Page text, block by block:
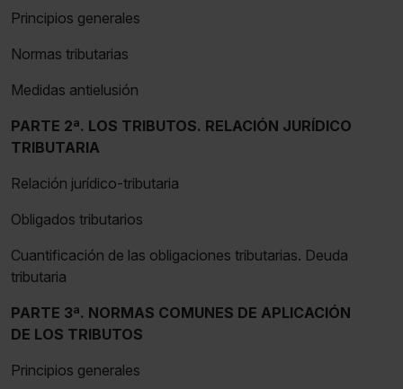
Principios generales
Normas tributarias
Medidas antielusión
PARTE 2ª. LOS TRIBUTOS. RELACIÓN JURÍDICO
TRIBUTARIA
Relación jurídico-tributaria
Obligados tributarios
Cuantificación de las obligaciones tributarias. Deuda
tributaria
PARTE 3ª. NORMAS COMUNES DE APLICACIÓN
DE LOS TRIBUTOS
Principios generales